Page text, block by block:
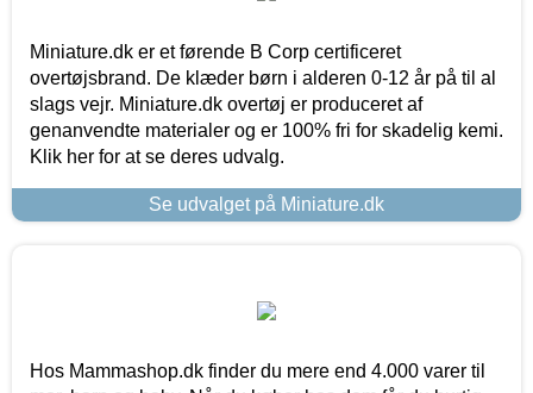
Miniature.dk er et førende B Corp certificeret
overtøjsbrand. De klæder børn i alderen 0-12 år på til al
slags vejr. Miniature.dk overtøj er produceret af
genanvendte materialer og er 100% fri for skadelig kemi.
Klik her for at se deres udvalg.
Se udvalget på Miniature.dk
Hos Mammashop.dk finder du mere end 4.000 varer til